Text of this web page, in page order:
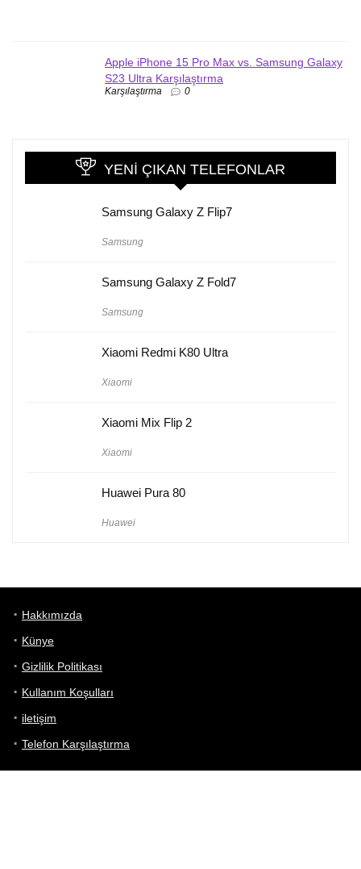
Apple iPhone 15 Pro Max vs. Samsung Galaxy
S23 Ultra Karşılaştırma
Karşılaştırma 0
YENI ÇIKAN TELEFONLAR
Samsung Galaxy Z Flip7
Samsung
Samsung Galaxy Z Fold7
Samsung
Xiaomi Redmi K80 Ultra
Xiaomi
Xiaomi Mix Flip 2
Xiaomi
Huawei Pura 80
Huawei
Hakkımızda
Künye
Gizlilik Politikası
Kullanım Koşulları
iletişim
Telefon Karşılaştırma